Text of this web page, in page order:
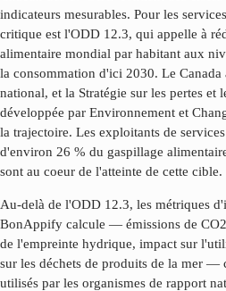
indicateurs mesurables. Pour les
critique est l'ODD 12.3, qui appelle à
alimentaire mondial par habitant aux
la consommation d'ici 2030. Le Canada
national, et la Stratégie sur les pertes et
développée par Environnement et
la trajectoire. Les exploitants de
d'environ 26 % du gaspillage
sont au coeur de l'atteinte de cette cible.
Au-delà de l'ODD 12.3, les métriques
BonAppify calcule — émissions de
de l'empreinte hydrique, impact sur
sur les déchets de produits de la mer —
utilisés par les organismes de rapport